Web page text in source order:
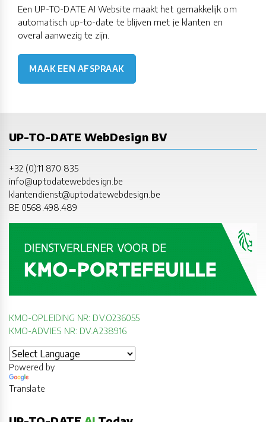
Een UP-TO-DATE AI Website maakt het gemakkelijk om
automatisch up-to-date te blijven met je klanten en
overal aanwezig te zijn.
MAAK EEN AFSPRAAK
UP-TO-DATE WebDesign BV
+32 (0)11 870 835
info@uptodatewebdesign.be
klantendienst@uptodatewebdesign.be
BE 0568.498.489
KMO-OPLEIDING NR: DV.O236055
KMO-ADVIES NR: DV.A238916
Powered by
Translate